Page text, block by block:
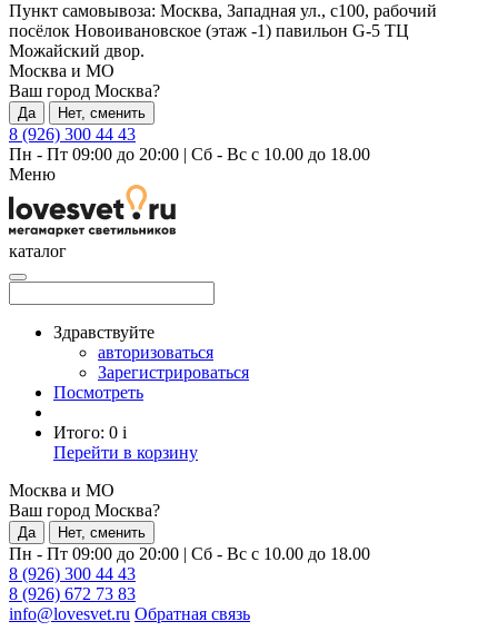
Пункт самовывоза: Москва, Западная ул., с100, рабочий
посёлок Новоивановское (этаж -1) павильон G-5 ТЦ
Можайский двор.
Москва и МО
Ваш город Москва?
Да Нет, сменить
8 (926) 300 44 43
Пн - Пт 09:00 до 20:00 | Сб - Вс с 10.00 до 18.00
Меню
каталог
Здравствуйте
авторизоваться
Зарегистрироваться
Посмотреть
Итого: 0 i
Перейти в корзину
Москва и МО
Ваш город Москва?
Да Нет, сменить
Пн - Пт 09:00 до 20:00 | Сб - Вс с 10.00 до 18.00
8 (926) 300 44 43
8 (926) 672 73 83
info@lovesvet.ru Обратная связь